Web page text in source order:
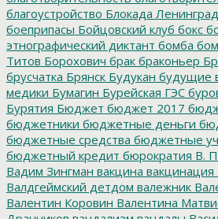
благоустройство Блокада
боеприпасы Бойцовский клуб бокс
этнографический диктант бомба
Титов Борохович брак браконьер
брусчатка Брянск Будукан будущие
медики Бумагин Бурейская ГЭС
Бурятия Бюджет бюджет 2017
бюджетники бюджетные деньги
бюджетные средства бюджетные
бюджетный кредит бюрократия В.
Вадим Зингман вакцина вакцинация
Валдгеймский детдом валежник
Валентин Коровин Валентина